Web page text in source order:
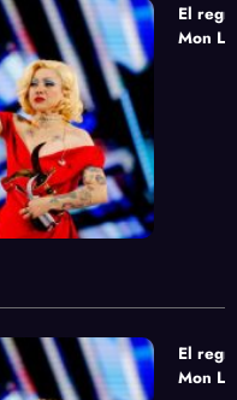
El
Mon
El
Mon